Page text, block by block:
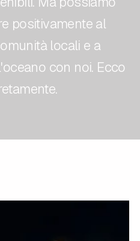
positivamente al
locali e a
con noi. Ecco